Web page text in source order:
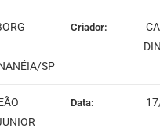
SP
Criador:
Data: